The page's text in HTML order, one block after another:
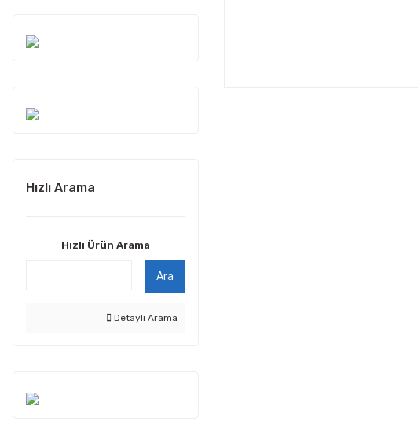
Hızlı Arama
Hızlı Ürün Arama
Ara
Detaylı Arama